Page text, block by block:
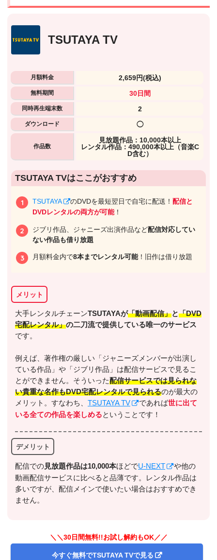
U-NEXTヘルプセンター
＼＼31日間無料!!お試し解約もOK／／
今すぐ無料でU-NEXTで見る
出典:U-NEXTヘルプセンター
TSUTAYA TV
月額料金 2,659円(税込)
無料期間 30日間
同時再生端末数 2
ダウンロード ◯
作品数
⾒放題作品：10,000本以上
レンタル作品：490,000本以上（音楽C
D含む）
TSUTAYA TVはここがおすすめ
TSUTAYA のDVDを最短翌日で自宅に配送！配信と
DVDレンタルの両方が可能！
ジブリ作品、ジャニーズ出演作品など配信対応してい
ない作品も借り放題
月額料金内で8本までレンタル可能！旧作は借り放題
メリット
大手レンタルチェーンTSUTAYAが「動画配信」と「DVD
宅配レンタル」の二刀流で提供している唯一のサービス
です。
例えば、著作権の厳しい「ジャニーズメンバーが出演し
ている作品」や「ジブリ作品」は配信サービスで見るこ
とができません。そういった配信サービスでは見られな
い貴重な名作もDVD宅配レンタルで見られるのが最大の
メリット。すなわち、 TSUTAYA TV であれば世に出て
いる全ての作品を楽しめるということです！
デメリット
配信での⾒放題作品は10,000本ほどでU-NEXT
や他の
動画配信サービスに比べると品薄です。レンタル作品は
多いですが、配信メインで使いたい場合はおすすめでき
ません。
＼＼30日間無料!!お試し解約もOK／／
今すぐ無料でTSUTAYA TVで見る